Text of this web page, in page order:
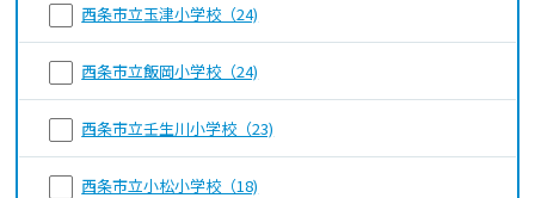
西条市立玉津小学校（24)
西条市立飯岡小学校（24)
西条市立壬生川小学校（23)
西条市立小松小学校（18)